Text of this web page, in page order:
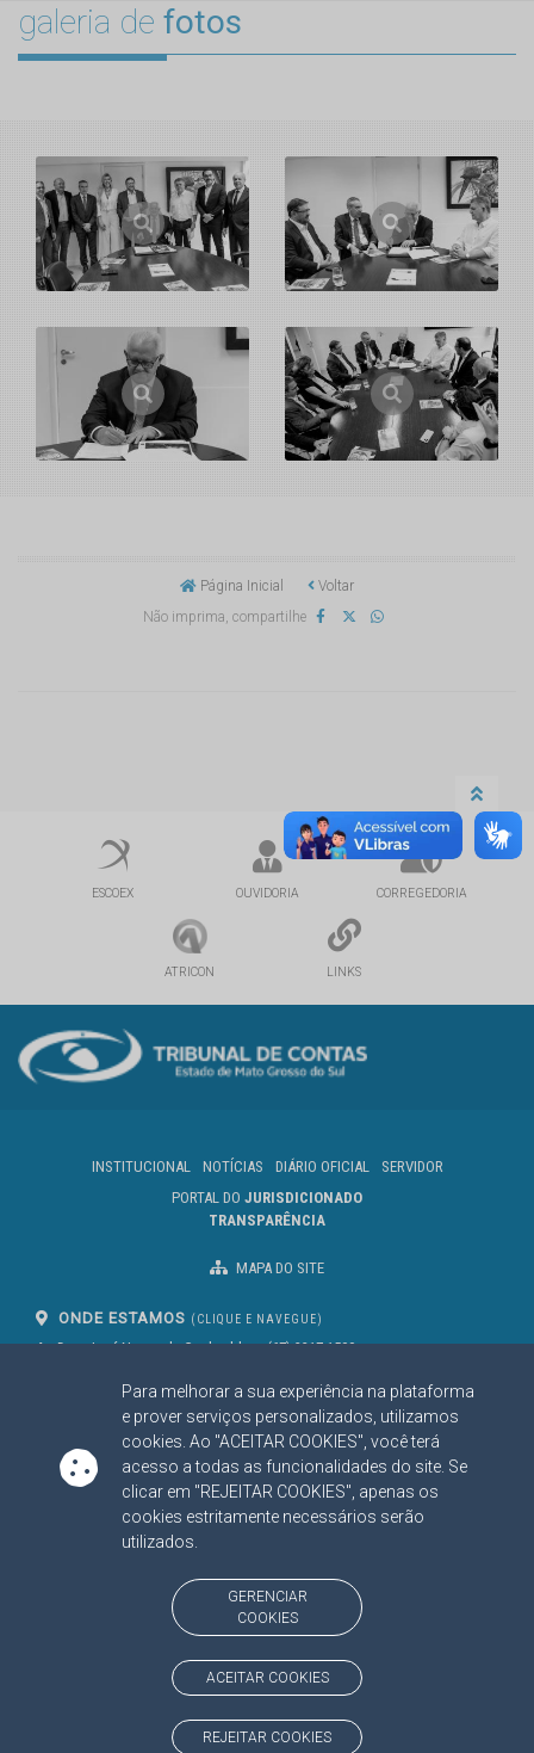
Para melhorar a sua experiência na plataforma
e prover serviços personalizados, utilizamos
cookies. Ao "ACEITAR COOKIES", você terá
acesso a todas as funcionalidades do site. Se
clicar em "REJEITAR COOKIES", apenas os
cookies estritamente necessários serão
utilizados.
GERENCIAR
COOKIES
ACEITAR COOKIES
REJEITAR COOKIES
galeria de fotos
Página Inicial
Voltar
Não imprima, compartilhe
ESCOEX OUVIDORIA CORREGEDORIA
ATRICON LINKS
INSTITUCIONAL NOTÍCIAS DIÁRIO OFICIAL
SERVIDOR
PORTAL DO JURISDICIONADO
TRANSPARÊNCIA
MAPA DO SITE
ONDE ESTAMOS (CLIQUE E NAVEGUE)
Av. Des. José Nunes da Cunha, bloco
Campo Grande/MS
CEP: 79031-310
(67) 3317-1500
SIGA NOSSAS REDES SOCIAIS
Linked InYoutube
Facebook
X
BAIXE NOSSO APLICATIVO
https://www.tce.ms.gov.br